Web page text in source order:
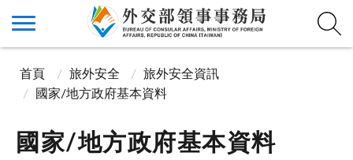
首頁 旅外安全
旅外安全資訊
國家/地方政府基本資料
國家/地方政府基本資料